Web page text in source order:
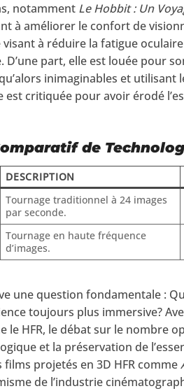
notamment Le Hobbit : Un
à améliorer le confort de
à réduire la fatigue
D’une part, elle est louée pour
inimaginables et
est critiquée pour avoir érodé
de
DESCRIPTION
Tournage traditionnel à 24 images
par seconde.
Tournage en haute fréquence
d’images.
une question fondamentale :
toujours plus immersive?
le HFR, le débat sur le nombre
et la préservation de
projetés en 3D HFR comme
de l’industrie